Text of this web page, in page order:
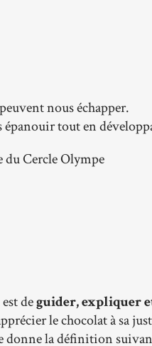
nous échapper.
tout en
du Cercle Olympe
deguider, expliquer
le chocolat à sa
donne la définition